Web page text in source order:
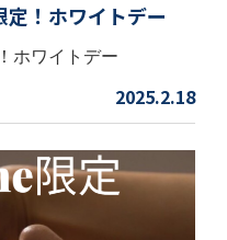
！ホワイトデー
ホワイトデー
2025.2.18